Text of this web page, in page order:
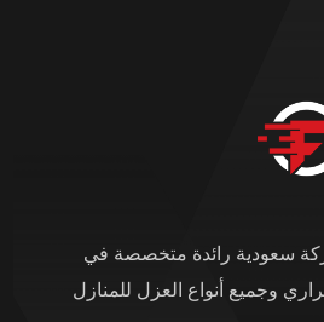
سعودية رائدة متخصصة في
وجميع أنواع العزل للمنازل